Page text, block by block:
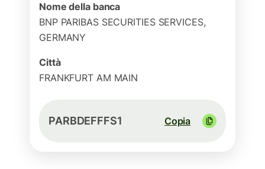
Nome della banca
BNP PARIBAS SECURITIES SERVICES,
GERMANY
Città
FRANKFURT AM MAIN
PARBDEFFFS1 Copia